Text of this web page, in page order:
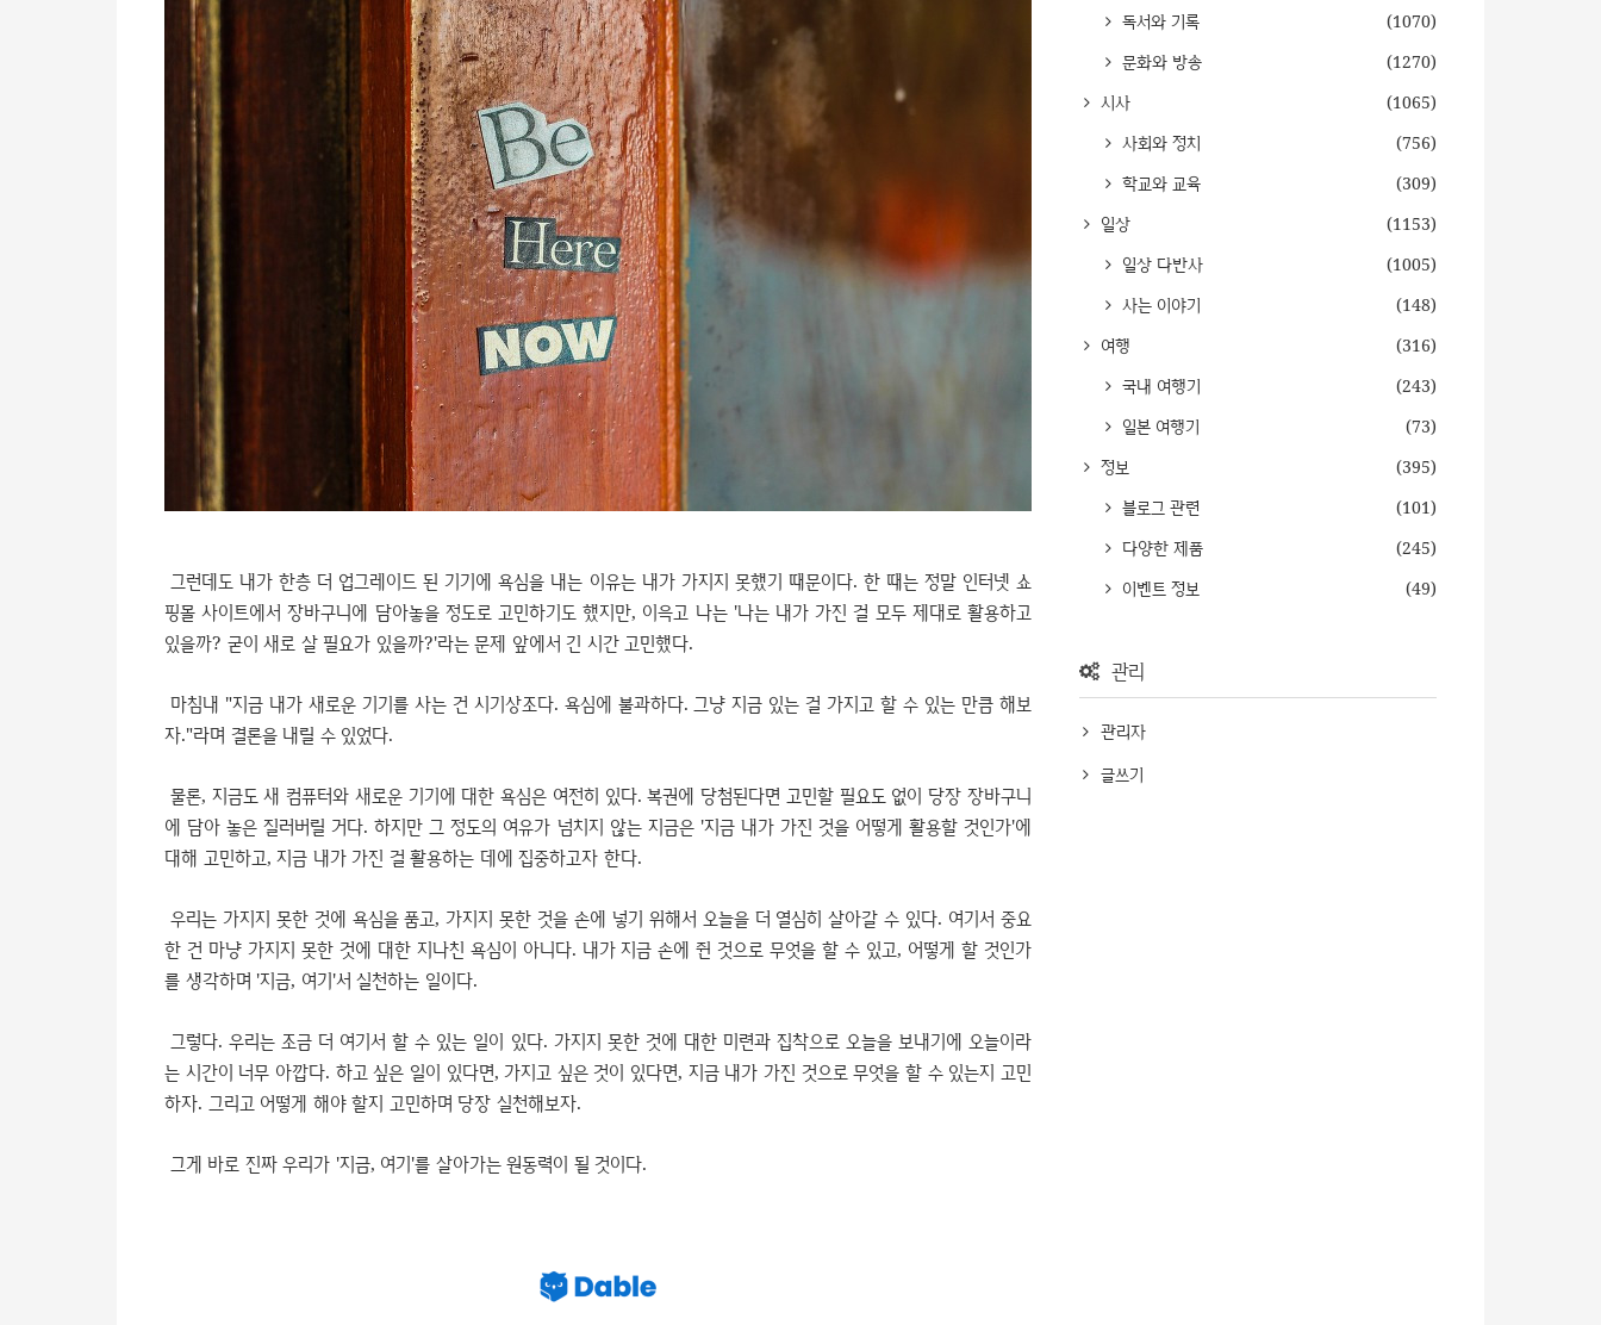
그런데도 내가 한층 더 업그레이드 된 기기에 욕심을 내는 이유는 내가 가지지 못했기 때문이다. 한 때는 정말 인터넷 쇼
핑몰 사이트에서 장바구니에 담아놓을 정도로 고민하기도 했지만, 이윽고 나는 '나는 내가 가진 걸 모두 제대로 활용하고
있을까? 굳이 새로 살 필요가 있을까?'라는 문제 앞에서 긴 시간 고민했다.
마침내 "지금 내가 새로운 기기를 사는 건 시기상조다. 욕심에 불과하다. 그냥 지금 있는 걸 가지고 할 수 있는 만큼 해보
자."라며 결론을 내릴 수 있었다.
물론, 지금도 새 컴퓨터와 새로운 기기에 대한 욕심은 여전히 있다. 복권에 당첨된다면 고민할 필요도 없이 당장 장바구니
에 담아 놓은 질러버릴 거다. 하지만 그 정도의 여유가 넘치지 않는 지금은 '지금 내가 가진 것을 어떻게 활용할 것인가'에
대해 고민하고, 지금 내가 가진 걸 활용하는 데에 집중하고자 한다.
우리는 가지지 못한 것에 욕심을 품고, 가지지 못한 것을 손에 넣기 위해서 오늘을 더 열심히 살아갈 수 있다. 여기서 중요
한 건 마냥 가지지 못한 것에 대한 지나친 욕심이 아니다. 내가 지금 손에 쥔 것으로 무엇을 할 수 있고, 어떻게 할 것인가
를 생각하며 '지금, 여기'서 실천하는 일이다.
그렇다. 우리는 조금 더 여기서 할 수 있는 일이 있다. 가지지 못한 것에 대한 미련과 집착으로 오늘을 보내기에 오늘이라
는 시간이 너무 아깝다. 하고 싶은 일이 있다면, 가지고 싶은 것이 있다면, 지금 내가 가진 것으로 무엇을 할 수 있는지 고민
하자. 그리고 어떻게 해야 할지 고민하며 당장 실천해보자.
그게 바로 진짜 우리가 '지금, 여기'를 살아가는 원동력이 될 것이다.
독서와 기록
(1070)
문화와 방송
(1270)
시사
(1065)
사회와 정치
(756)
학교와 교육
(309)
일상
(1153)
일상 다반사
(1005)
사는 이야기
(148)
여행
(316)
국내 여행기
(243)
일본 여행기
(73)
정보
(395)
블로그 관련
(101)
다양한 제품
(245)
이벤트 정보
(49)
관리
관리자
글쓰기